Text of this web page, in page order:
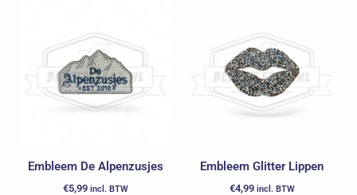
Embleem De Alpenzusjes
€5,99 incl. BTW
Embleem Glitter Lippen
€4,99 incl. BTW